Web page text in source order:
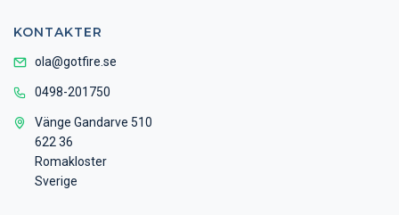
KONTAKTER
ola@gotfire.se
0498-201750
Vänge Gandarve 510
622 36
Romakloster
Sverige